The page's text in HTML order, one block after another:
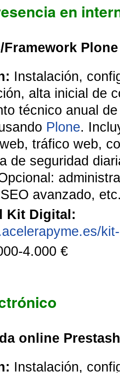
en
Plone
Instalación,
alta inicial de
técnico anual
Plone.
tráfico web,
de seguridad
avanzado,
Kit Digital:
4.000 €
online
Instalación,